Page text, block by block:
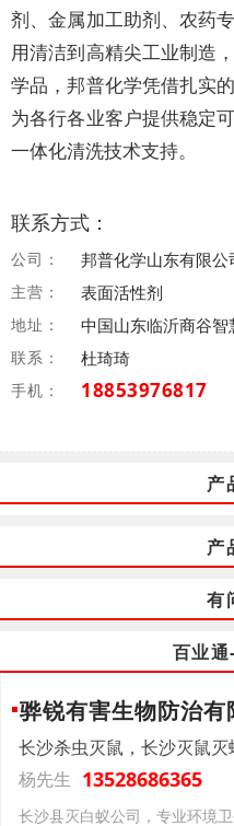
剂、金属加工助剂、农药
用清洁到高精尖工业制造
学品，邦普化学凭借扎实
为各行各业客户提供稳定
一体化清洗技术支持。
联系方式：
公司： 邦普化学山东有限公
主营： 表面活性剂
地址： 中国山东临沂商谷智
联系： 杜琦琦
手机： 18853976817
产
产
有
百业
骅锐有害生物防治有
长沙杀虫灭鼠，长沙灭鼠
杨先生 13528686365
长沙县灭白蚁公司，专业环境